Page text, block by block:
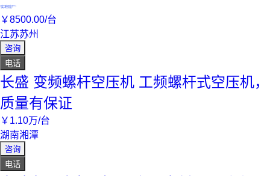
实地验厂
￥8500.00/台
江苏苏州
咨询
电话
长盛 变频螺杆空压机 工频螺杆式空压机，
质量有保证
￥ 1.10万/台
湖南湘潭
咨询
电话